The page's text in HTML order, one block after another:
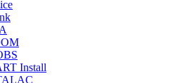
Install